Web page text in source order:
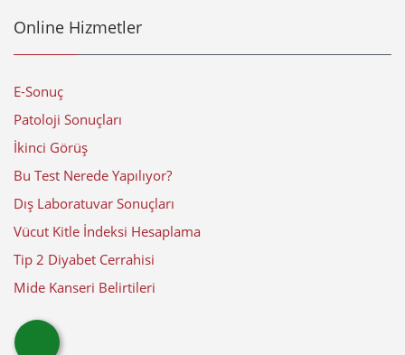
Online Hizmetler
E-Sonuç
Patoloji Sonuçları
İkinci Görüş
Bu Test Nerede Yapılıyor?
Dış Laboratuvar Sonuçları
Vücut Kitle İndeksi Hesaplama
Tip 2 Diyabet Cerrahisi
Mide Kanseri Belirtileri